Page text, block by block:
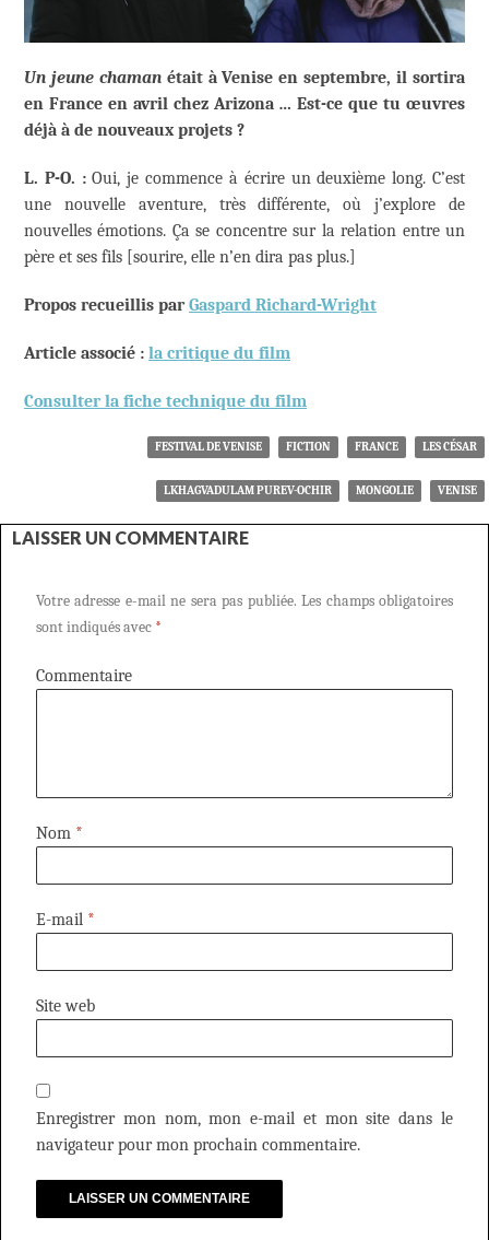
Un jeune chamanétait à Venise en septembre, il sortira
en France en avril chez Arizona … Est-ce que tu œuvres
déjà à de nouveaux projets ?
L. P-O. :Oui, je commence à écrire un deuxième long. C’est
une nouvelle aventure, très différente, où j’explore de
nouvelles émotions. Ça se concentre sur la relation entre un
père et ses fils [sourire, elle n’en dira pas plus.]
Propos recueillis parGaspard Richard-Wright
Article associé : la critique du film
Consulter la fiche technique du film
FESTIVAL DE VENISE FICTION FRANCE LES CÉSAR
LKHAGVADULAM PUREV-OCHIR MONGOLIE VENISE
LAISSER UN COMMENTAIRE
Votre adresse e-mail ne sera pas publiée. Les champs obligatoires
sont indiqués avec *
Commentaire
Nom *
E-mail *
Site web
Enregistrer mon nom, mon e-mail et mon site dans le
navigateur pour mon prochain commentaire.